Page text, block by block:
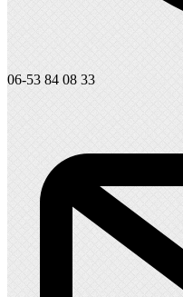
06-53 84 08 33